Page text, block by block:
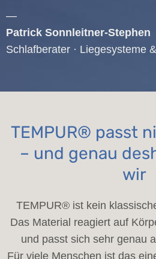
—
Patrick Sonnleitner-Stephen
Schlafberater · Liegesysteme
TEMPUR® passt
– und genau
wir
TEMPUR® ist kein
Das Material reagiert auf
und passt sich sehr genau
Für viele Menschen ist das